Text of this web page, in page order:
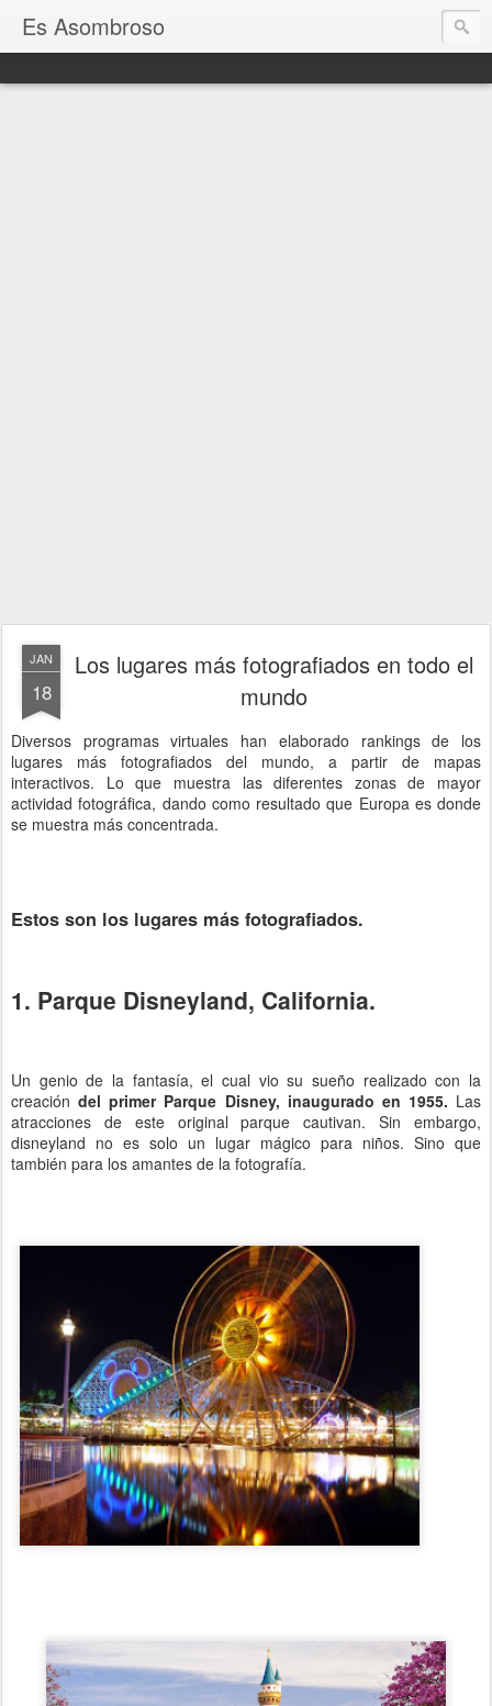
Es Asombroso
JAN
18
Los lugares más fotografiados en todo el
mundo
Diversos programas virtuales han elaborado rankings de los
lugares más fotografiados del mundo, a partir de mapas
interactivos. Lo que muestra las diferentes zonas de mayor
actividad fotográfica, dando como resultado que Europa es donde
se muestra más concentrada.
Estos son los lugares más fotografiados.
1. Parque Disneyland, California.
Un genio de la fantasía, el cual vio su sueño realizado con la
creacióndel primer Parque Disney, inaugurado en 1955. Las
atracciones de este original parque cautivan. Sin embargo,
disneyland no es solo un lugar mágico para niños. Sino que
también para los amantes de la fotografía.